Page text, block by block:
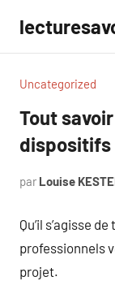
contenu
Uncategorized
Tout
dispositifs
par Louise
Qu’il s’agisse
professionnels
projet.